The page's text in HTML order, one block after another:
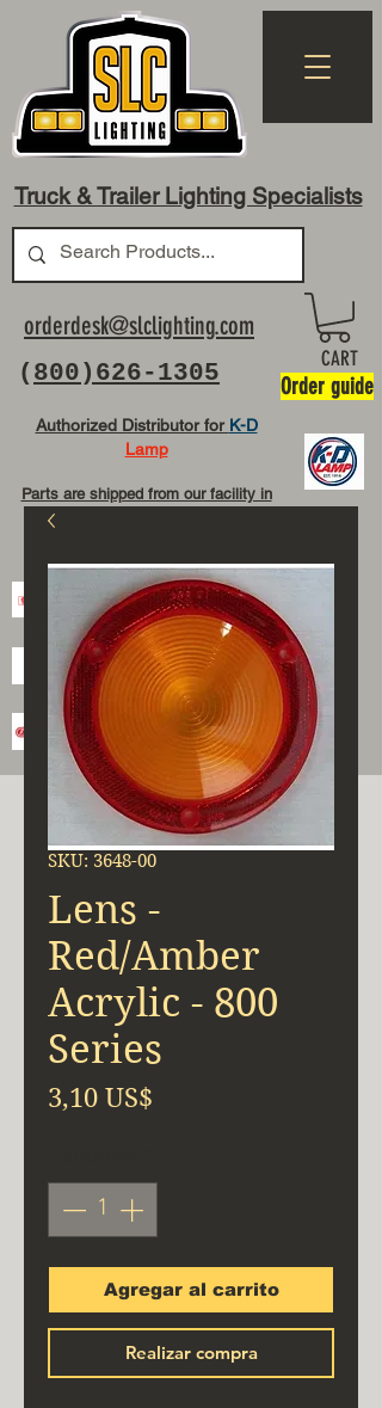
Truck & Trailer Lighting Specialists
( 800)626-1305
orderdesk@slclighting.com
Authorized Distributor for K-D
Lamp
Parts are shipped from our facility in
CART
Order guide
SKU: 3648-00
Lens -
Red/Amber
Acrylic - 800
Series
3,10 US$
Agregar al carrito
Realizar compra